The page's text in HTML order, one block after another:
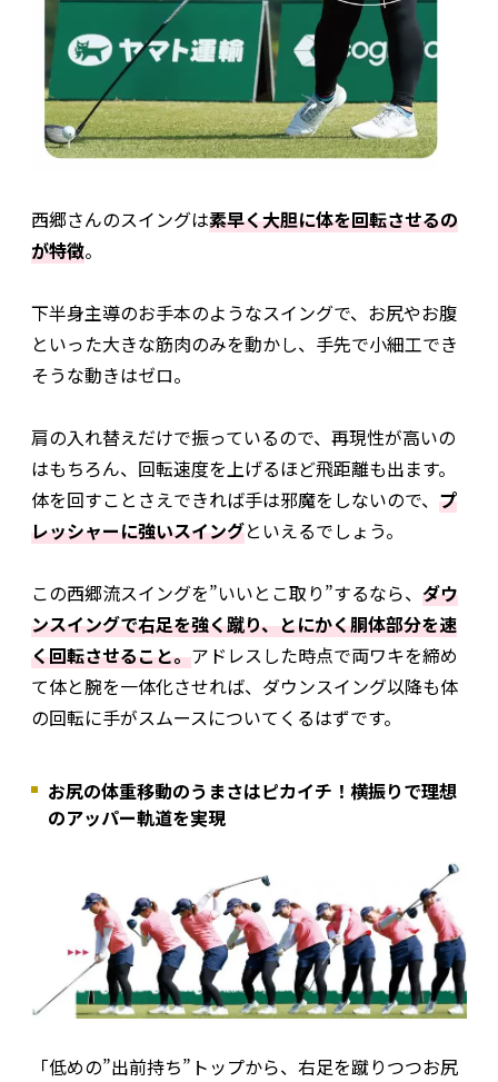
西郷さんのスイングは素早く大胆に体を回転させるの
が特徴。
下半身主導のお手本のようなスイングで、お尻やお腹
といった大きな筋肉のみを動かし、手先で小細工でき
そうな動きはゼロ。
肩の入れ替えだけで振っているので、再現性が高いの
はもちろん、回転速度を上げるほど飛距離も出ます。
体を回すことさえできれば手は邪魔をしないので、 プ
レッシャーに強いスイングといえるでしょう。
この西郷流スイングを”いいとこ取り”するなら、 ダウ
ンスイングで右足を強く蹴り、とにかく胴体部分を速
く回転させること。アドレスした時点で両ワキを締め
て体と腕を一体化させれば、ダウンスイング以降も体
の回転に手がスムースについてくるはずです。
お尻の体重移動のうまさはピカイチ！横振りで理想
のアッパー軌道を実現
「低めの”出前持ち”トップから、右足を蹴りつつお尻